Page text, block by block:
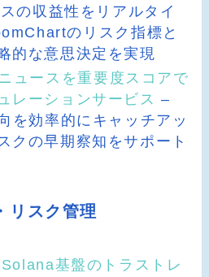
の収益性をリアルタイ
のリスク指標と
的な意思決定を実現
ュースを重要度スコアで
レーションサービス –
を効率的にキャッチアッ
クの早期察知をサポート
リスク管理
基盤のトラストレ